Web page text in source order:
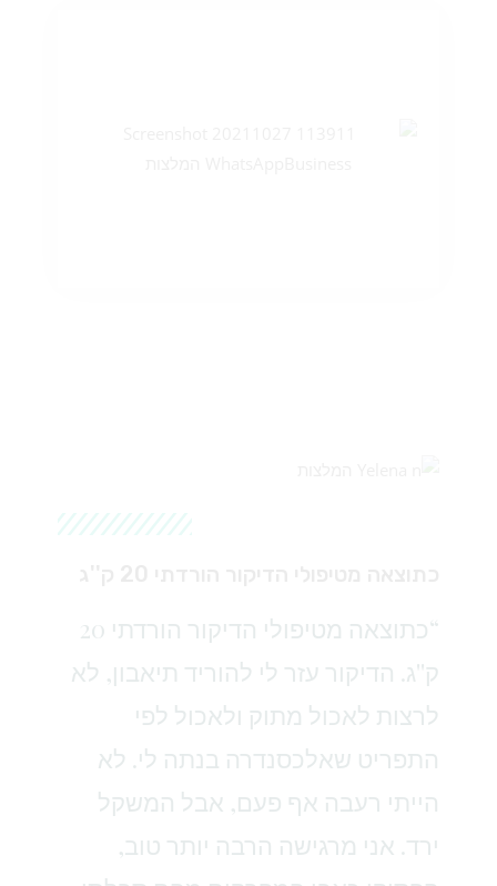
“כתוצאה מטיפולי הדיקור הורדתי 20
ק''ג. הדיקור עזר לי להוריד תיאבון, לא
לרצות לאכול מתוק ולאכול לפי
התפריט שאלכסנדרה בנתה לי. לא
הייתי רעבה אף פעם, אבל המשקל
ירד. אני מרגישה הרבה יותר טוב,